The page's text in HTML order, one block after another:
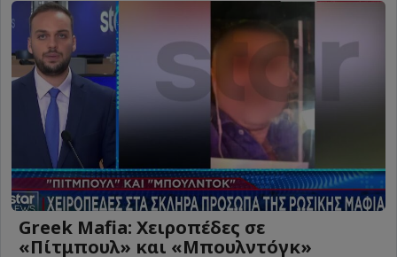
Greek Mafia: Χειροπέδες σε
«Πίτμπουλ» και «Μπουλντόγκ»